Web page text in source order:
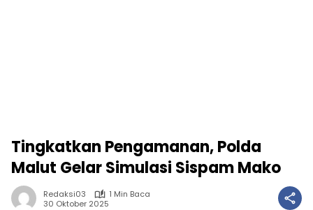
Tingkatkan Pengamanan, Polda
Malut Gelar Simulasi Sispam Mako
Redaksi03
1 Min Baca
30 Oktober 2025